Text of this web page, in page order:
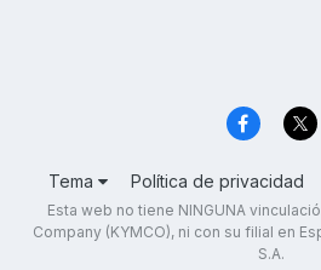
Tema Política de privacidad
Esta web no tiene NINGUNA
Company (KYMCO), ni con su filial en
S.A.